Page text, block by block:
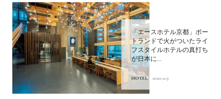
「エースホテル京都」ポー
トランドで火がついたライ
フスタイルホテルの真打ち
が日本に...
HOTEL 2020.11.9